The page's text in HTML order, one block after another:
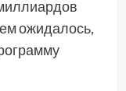
ожидалось,